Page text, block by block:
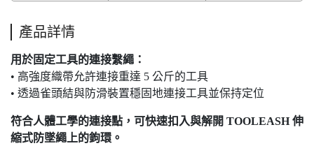
產品詳情
用於固定工具的連接繫繩：
• 高強度織帶允許連接重達 5 公斤的工具
• 透過雀頭結與防滑裝置穩固地連接工具並保持定位
符合人體工學的連接點，可快速扣入與解開 TOOLEASH 伸
縮式防墜繩上的鉤環。